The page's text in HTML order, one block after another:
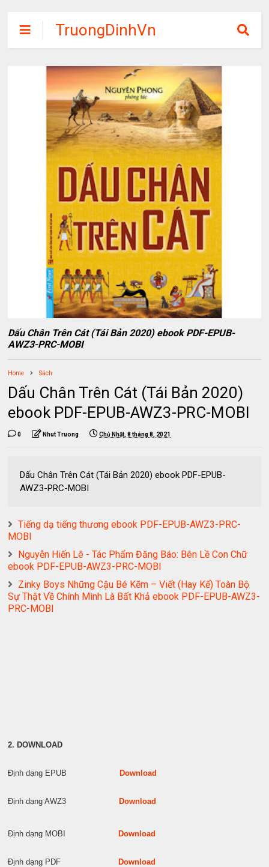
TruongDinhVn
Chia sẽ ebook,
các khóa học,
phần mềm học
tập miễn phí
Dấu Chân Trên Cát (Tái Bản 2020) ebook PDF-EPUB-
AWZ3-PRC-MOBI
Home Sách
Dấu Chân Trên Cát (Tái Bản 2020)
ebook PDF-EPUB-AWZ3-PRC-MOBI
0 Nhut Truong Chủ Nhật, 8 tháng 8, 2021
Dấu Chân Trên Cát (Tái Bản 2020) ebook PDF-EPUB-
AWZ3-PRC-MOBI
Tiếng dạ tiếng thương ebook PDF-EPUB-AWZ3-PRC-
MOBI
Nguyễn Hiến Lê - Tác Phẩm Đăng Báo: Bên Lề Con Chữ
ebook PDF-EPUB-AWZ3-PRC-MOBI
Zinky Boys Những Cậu Bé Kẽm – Viết (Hay Kể) Toàn Bộ
Sự Thật Về Chính Mình Là Bất Khả ebook PDF-EPUB-AWZ3-
PRC-MOBI
2. DOWNLOAD
Định dạng EPUB Download
Định dạng AWZ3 Download
Định dạng MOBI Download
Định dạng PDF Download